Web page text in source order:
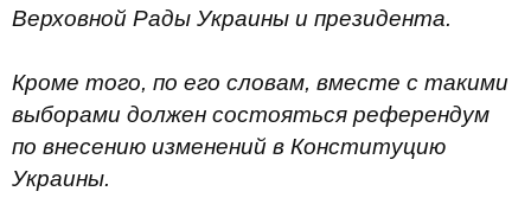
Верховной Рады Украины и президента.
Кроме того, по его словам, вместе с такими
выборами должен состояться референдум
по внесению изменений в Конституцию
Украины.